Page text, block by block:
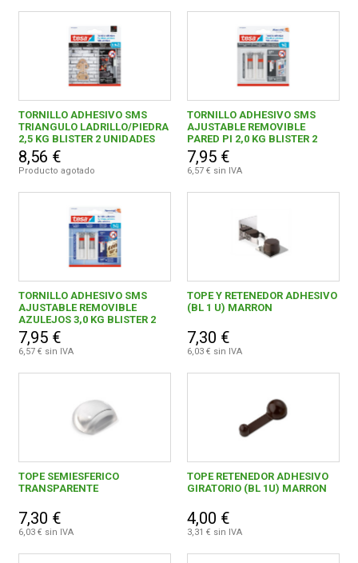
TORNILLO ADHESIVO SMS
TRIANGULO LADRILLO/PIEDRA
2,5 KG BLISTER 2 UNIDADES
8,56 €
Producto agotado
TORNILLO ADHESIVO SMS
AJUSTABLE REMOVIBLE
PARED PI 2,0 KG BLISTER 2
TORNILLOS 6 TIRAS
7,95 €
6,57 € sin IVA
TORNILLO ADHESIVO SMS
AJUSTABLE REMOVIBLE
AZULEJOS 3,0 KG BLISTER 2
TORNILLOS 3 TIRAS
7,95 €
6,57 € sin IVA
TOPE Y RETENEDOR ADHESIVO
(BL 1 U) MARRON
7,30 €
6,03 € sin IVA
TOPE SEMIESFERICO
TRANSPARENTE
7,30 €
6,03 € sin IVA
TOPE RETENEDOR ADHESIVO
GIRATORIO (BL 1U) MARRON
4,00 €
3,31 € sin IVA